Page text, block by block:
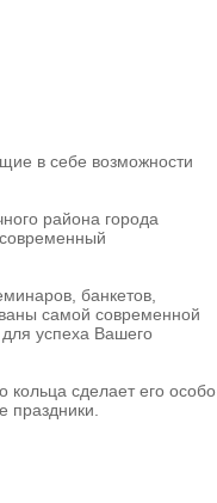
в себе возможности
района города
банкетов,
самой современной
успеха Вашего
сделает его особо
праздники.